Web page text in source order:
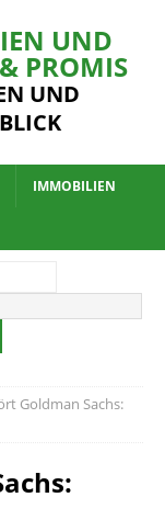
UND
PROMIS
UND
IMMOBILIEN
Goldman Sachs: